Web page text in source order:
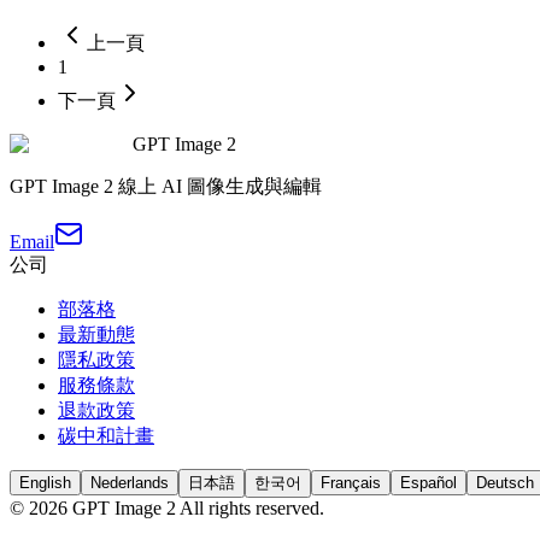
上一頁
1
下一頁
GPT Image 2
GPT Image 2 線上 AI 圖像生成與編輯
Email
公司
部落格
最新動態
隱私政策
服務條款
退款政策
碳中和計畫
English Nederlands 日本語 한국어 Français Español Deutsch
© 2026 GPT Image 2 All rights reserved.